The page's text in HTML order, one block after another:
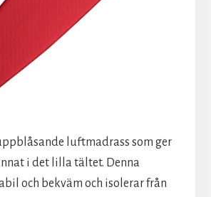
luftmadrass som ger
i det lilla tältet. Denna
och bekväm och isolerar från